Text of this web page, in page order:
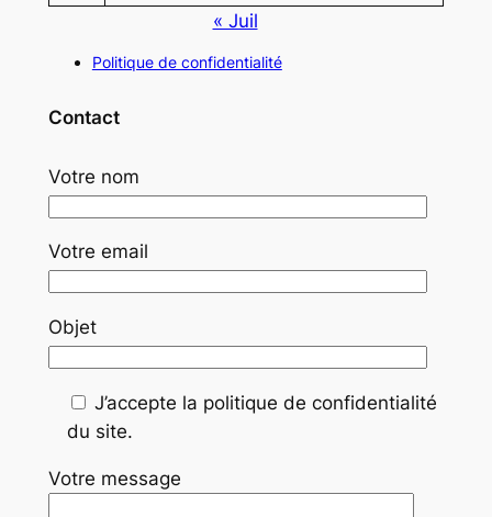
« Juil
Politique de confidentialité
Contact
Votre nom
Votre email
Objet
J’accepte la politique de confidentialité
du site.
Votre message